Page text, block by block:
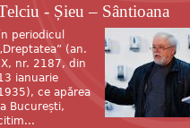
- Șieu – Sântioana
periodicul
(an.
nr. 2187, din
ianuarie
ce apărea
la București,